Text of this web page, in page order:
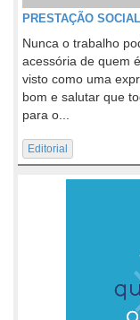
PRESTAÇÃO
Nunca o trabalho
acessória de quem
visto como uma
bom e salutar que
para o...
Editorial